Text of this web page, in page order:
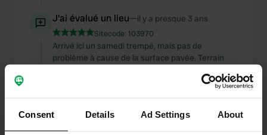
Consent Details Ad Settings About
J'ai évalué un lieu—il y a presque 3 ans
Sitecode: 103970
Arrivé ici un samedi trempé, mais pas de
problème à cause de la surface pavée. Terrain
terrain rectangulaire, un total de 25 places. En
et août. 16h sandwich au jambon chaud et la
possibilité de discuter entre eux dans une tente